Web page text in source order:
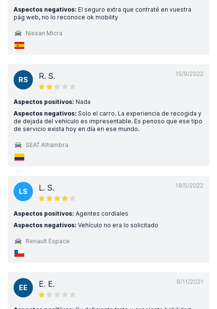
Aspectos negativos: El seguro extra que contraté en vuestra
pág web, no lo reconoce ok mobility
Nissan Micra
15/9/2022
RS R. S.
Aspectos positivos: Nada
Aspectos negativos: Solo el carro. La experiencia de recogida y
de dejada del vehículo es impresentable. Es penoso que ese tipo
de servicio exista hoy en día en ese mundo.
SEAT Alhambra
18/5/2022
LS L. S.
Aspectos positivos: Agentes cordiales
Aspectos negativos: Vehículo no era lo solicitado
Renault Espace
8/11/2021
EE E. E.